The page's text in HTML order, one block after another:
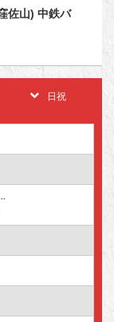
佐山) 中鉄バ
日祝